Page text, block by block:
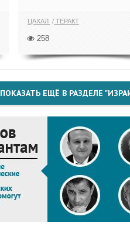
ЦАХАЛ ТЕРАКТ
258
ПОКАЗАТЬ ЕЩЁ В РАЗДЕЛЕ